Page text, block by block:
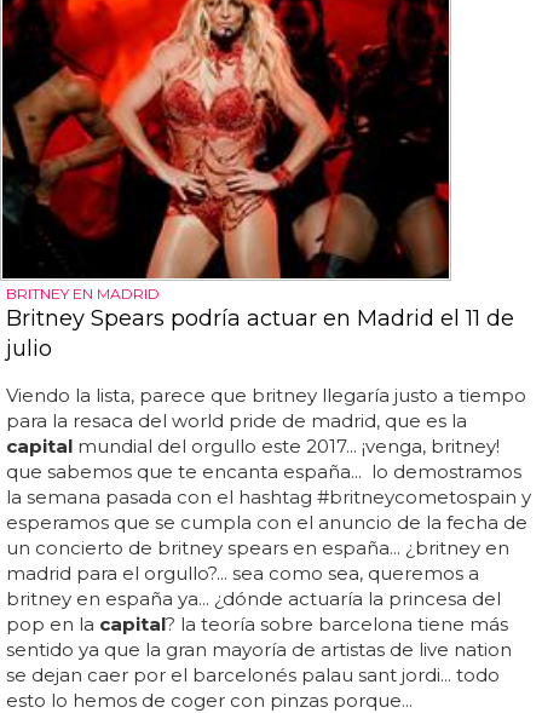
BRITNEY EN MADRID
Britney Spears podría actuar en Madrid el 11 de
julio
Viendo la lista, parece que britney llegaría justo a tiempo
para la resaca del world pride de madrid, que es la
capital mundial del orgullo este 2017... ¡venga, britney!
que sabemos que te encanta españa... lo demostramos
la semana pasada con el hashtag #britneycometospain y
esperamos que se cumpla con el anuncio de la fecha de
un concierto de britney spears en españa... ¿britney en
madrid para el orgullo?... sea como sea, queremos a
britney en españa ya... ¿dónde actuaría la princesa del
pop en la capital? la teoría sobre barcelona tiene más
sentido ya que la gran mayoría de artistas de live nation
se dejan caer por el barcelonés palau sant jordi... todo
esto lo hemos de coger con pinzas porque...